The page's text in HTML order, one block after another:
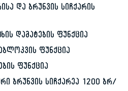
და ბრუნვის სიჩქარის
დამატების ფუნქცია
ფუნქცია
ფუნქცია
ბრუნვის სიჩქარეა 1200 ბრ/